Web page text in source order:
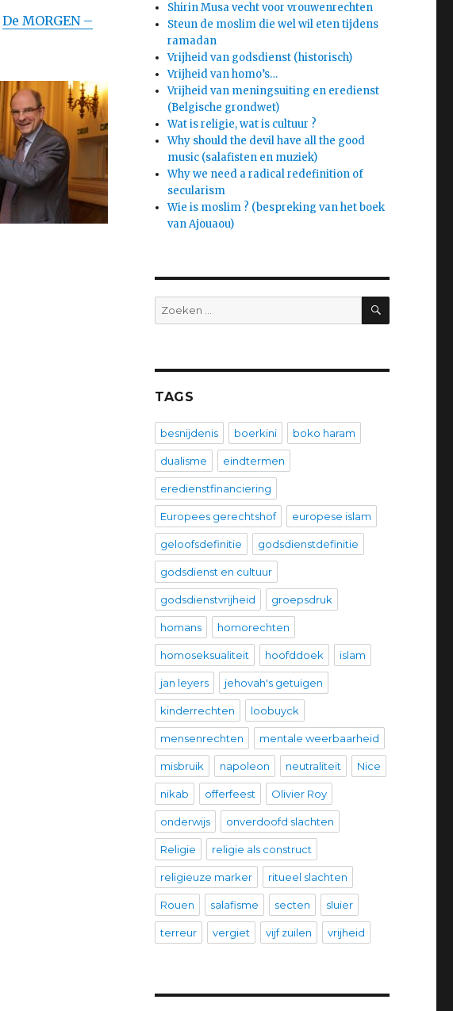
De MORGEN –
Shirin Musa vecht voor vrouwenrechten
Steun de moslim die wel wil eten tijdens
ramadan
Vrijheid van godsdienst (historisch)
Vrijheid van homo’s…
Vrijheid van meningsuiting en eredienst
(Belgische grondwet)
Wat is religie, wat is cultuur ?
Why should the devil have all the good
music (salafisten en muziek)
Why we need a radical redefinition of
secularism
Wie is moslim ? (bespreking van het boek
van Ajouaou)
Zoeken
naar:
ZOEKEN
TAGS
besnijdenis boerkini boko haram
dualisme eindtermen
eredienstfinanciering
Europees gerechtshof europese islam
geloofsdefinitie godsdienstdefinitie
godsdienst en cultuur
godsdienstvrijheid groepsdruk
homans homorechten
homoseksualiteit hoofddoek islam
jan leyers jehovah's getuigen
kinderrechten loobuyck
mensenrechten mentale weerbaarheid
misbruik napoleon neutraliteit Nice
nikab offerfeest Olivier Roy
onderwijs onverdoofd slachten
Religie religie als construct
religieuze marker ritueel slachten
Rouen salafisme secten sluier
terreur vergiet vijf zuilen vrijheid